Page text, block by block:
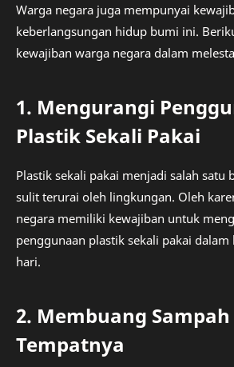
Warga negara juga mempunyai
keberlangsungan hidup bumi ini.
kewajiban warga negara dalam
1. Mengurangi
Plastik Sekali Pakai
Plastik sekali pakai menjadi salah satu
sulit terurai oleh lingkungan. Oleh
negara memiliki kewajiban untuk
penggunaan plastik sekali pakai
hari.
2. Membuang
Tempatnya